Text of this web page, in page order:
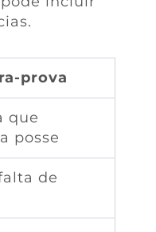
prova
que
posse
de